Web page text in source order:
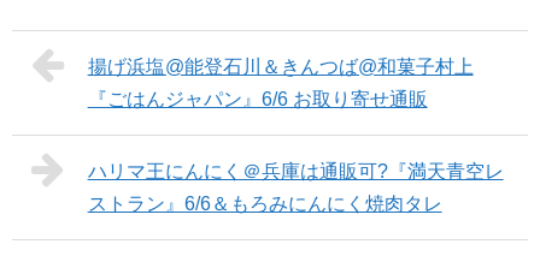
揚げ浜塩@能登石川＆きんつば@和菓子村上
『ごはんジャパン』6/6 お取り寄せ通販
ハリマ王にんにく＠兵庫は通販可?『満天青空レ
ストラン』6/6＆もろみにんにく焼肉タレ